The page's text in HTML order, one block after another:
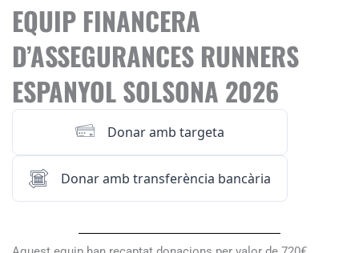
EQUIP FINANCERA
D’ASSEGURANCES RUNNERS
ESPANYOL SOLSONA 2026
Donar amb targeta
Donar amb transferència bancària